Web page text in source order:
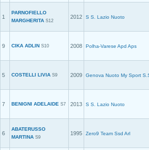
1
PARNOFIELLO
MARGHERITA S12
2012 S S. Lazio Nuoto
9 CIKA ADLIN S10 2008 Polha-Varese Apd Aps
5 COSTELLI LIVIA S9 2009 Genova Nuoto My Sport
7 BENIGNI ADELAIDE S7 2013 S S. Lazio Nuoto
6
ABATERUSSO
MARTINA S9
1995 Zero9 Team Ssd Arl